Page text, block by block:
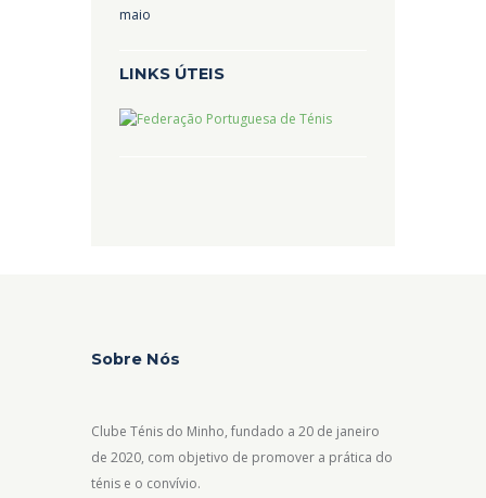
maio
LINKS ÚTEIS
Sobre Nós
Clube Ténis do Minho, fundado a 20 de janeiro
de 2020, com objetivo de promover a prática do
ténis e o convívio.